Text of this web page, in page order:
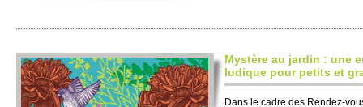
Mystère au jardin : une
ludique pour pe­tits et
Dans le cadre des Rendez-